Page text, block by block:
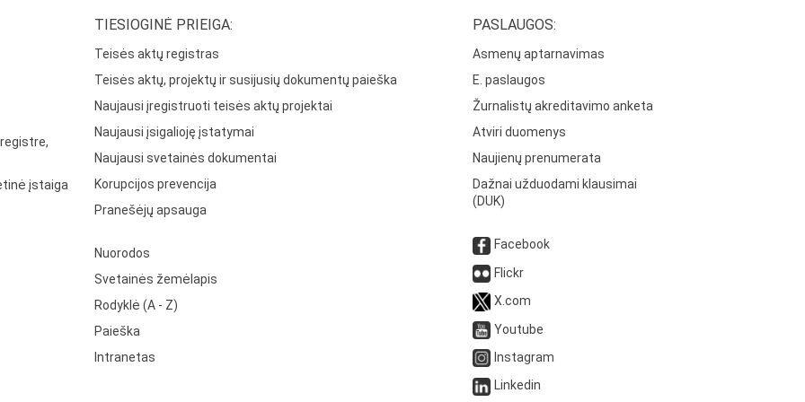
įstaiga
TIESIOGINĖ PRIEIGA:
Teisės aktų registras
Teisės aktų, projektų ir susijusių dokumentų paieška
Naujausi įregistruoti teisės aktų projektai
Naujausi įsigalioję įstatymai
Naujausi svetainės dokumentai
Korupcijos prevencija
Pranešėjų apsauga
Nuorodos
Svetainės žemėlapis
Rodyklė (A - Z)
Paieška
Intranetas
PASLAUGOS:
Asmenų aptarnavimas
E. paslaugos
Žurnalistų akreditavimo anketa
Atviri duomenys
Naujienų prenumerata
Dažnai užduodami klausimai
(DUK)
Facebook
Flickr
X.com
Youtube
Instagram
Linkedin